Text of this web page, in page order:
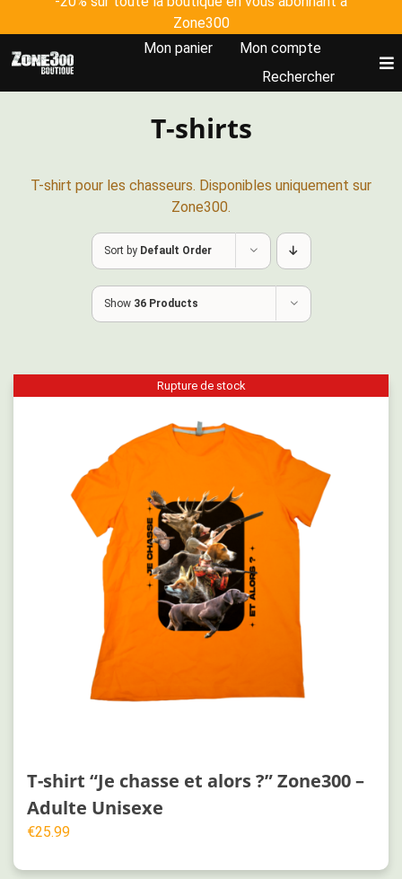
to
content
Zone300
Mon panier
Mon compte
Rechercher
Tous les produits
Johanna Clermont
Plateforme Zone300
T-shirts
T-shirt pour les chasseurs. Disponibles uniquement sur
Zone300.
Sort by Default Order
Show 36 Products
Rupture de stock
T-shirt “Je chasse et alors ?” Zone300 –
Adulte Unisexe
€25.99